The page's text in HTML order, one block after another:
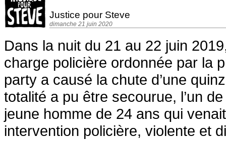
Justice pour Steve
dimanche 21 juin 2020
Dans la nuit du 21 au 22 juin
charge policière ordonnée par la
party a causé la chute d’une
totalité a pu être secourue, l’un
jeune homme de 24 ans qui
intervention policière, violente et